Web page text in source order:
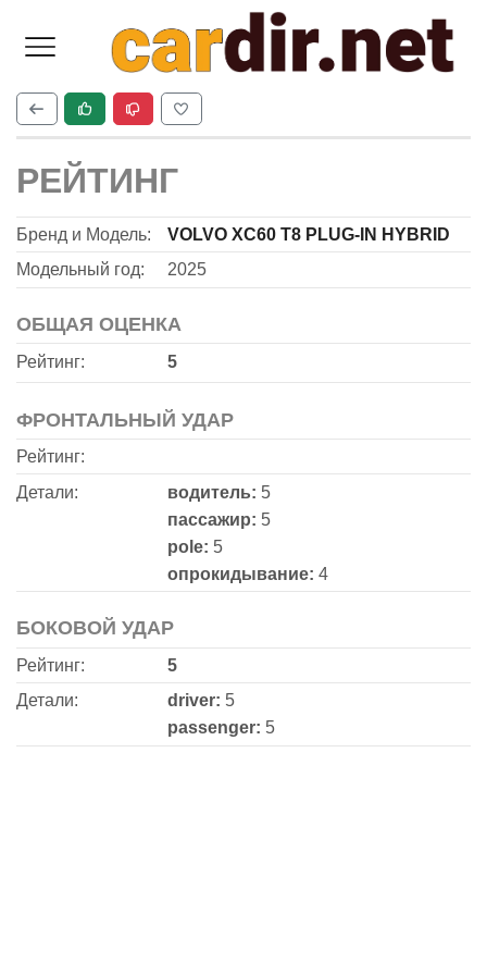
РЕЙТИНГ
Бренд и Модель:
VOLVO XC60 T8 PLUG-IN HYBRID
Модельный год:
2025
ОБЩАЯ ОЦЕНКА
Рейтинг: 5
ФРОНТАЛЬНЫЙ УДАР
Рейтинг:
Детали:
водитель: 5
пассажир: 5
pole: 5
опрокидывание: 4
БОКОВОЙ УДАР
Рейтинг:
5
Детали:
driver: 5
passenger: 5